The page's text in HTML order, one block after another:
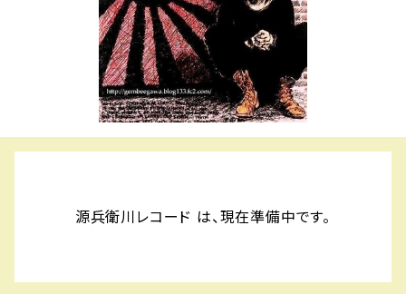
源兵衛川レコード は、現在準備中です。